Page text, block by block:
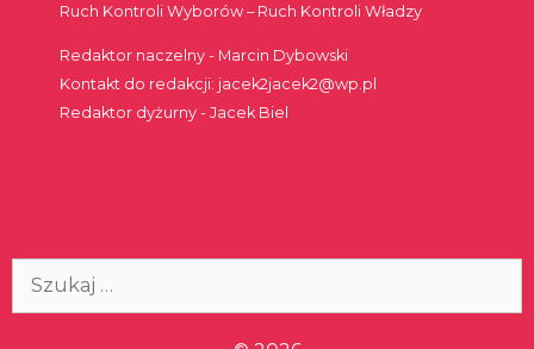
Ruch Kontroli Wyborów – Ruch Kontroli Władzy
Redaktor naczelny - Marcin Dybowski
Kontakt do redakcji: jacek2jacek2@wp.pl
Redaktor dyżurny - Jacek Biel
Szukaj: